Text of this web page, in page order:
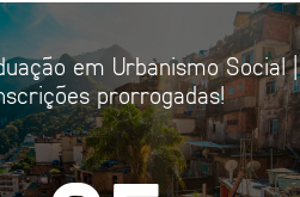
ECONOMIA URBANA
GESTÃO URBANA
MORADIA
em Urbanismo Social |
prorrogadas!